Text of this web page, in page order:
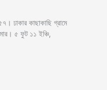
ঢাকার কাছাকাছি গ্রামে
৫ ফুট ১১ ইঞ্চি,